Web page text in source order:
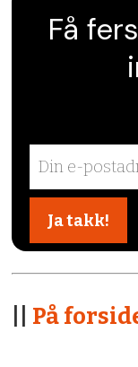
Få
På